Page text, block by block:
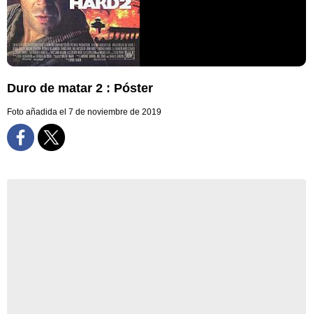
Duro de matar 2 : Póster
Foto añadida el 7 de noviembre de 2019